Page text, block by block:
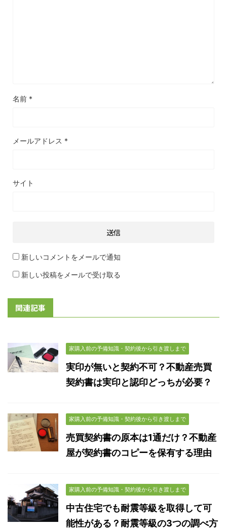
名前 *
メールアドレス *
サイト
新しいコメントをメールで通知
新しい投稿をメールで受け取る
関連記事
家購入前の予備知識・契約後から引き渡しまで
実印が無いと契約不可？不動産売買
契約書は実印と認印どっちが必要？
家購入前の予備知識・契約後から引き渡しまで
売買契約書の原本は1通だけ？不動産
屋が契約書のコピーを保有する理由
家購入前の予備知識・契約後から引き渡しまで
中古住宅でも耐震等級を取得して可
能性がある？耐震等級の3つの調べ方